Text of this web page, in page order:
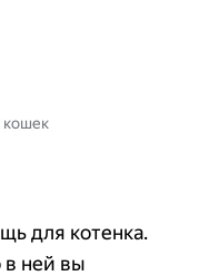
кошек
для котенка.
в ней вы